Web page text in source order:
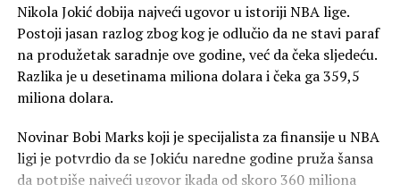
Nikola Jokić dobija najveći ugovor u istoriji NBA lige.
Postoji jasan razlog zbog kog je odlučio da ne stavi paraf
na produžetak saradnje ove godine, već da čeka sljedeću.
Razlika je u desetinama miliona dolara i čeka ga 359,5
miliona dolara.
Novinar Bobi Marks koji je specijalista za finansije u NBA
ligi je potvrdio da se Jokiću naredne godine pruža šansa
da potpiše najveći ugovor ikada od skoro 360 miliona